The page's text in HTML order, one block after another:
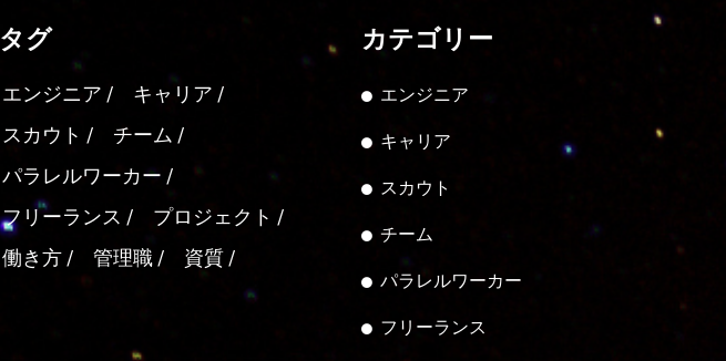
タグ
エンジニア
キャリア
スカウト
チーム
パラレルワーカー
フリーランス
プロジェクト
働き方
管理職 資質
カテゴリー
エンジニア
キャリア
スカウト
チーム
パラレルワーカー
フリーランス